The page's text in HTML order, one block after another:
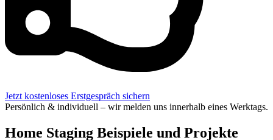
Jetzt kostenloses Erstgespräch sichern
Persönlich & individuell – wir melden uns innerhalb eines Werktags.
Home Staging Beispiele und Projekte